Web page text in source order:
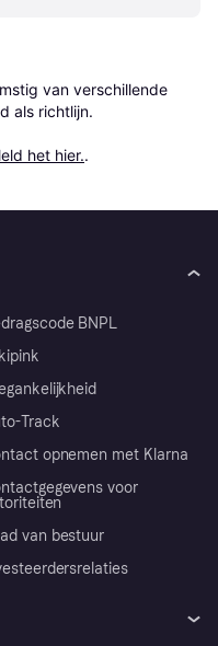
van verschillende
als richtlijn.
het hier..
BNPL
Track
opnemen met Klarna
voor
van bestuur